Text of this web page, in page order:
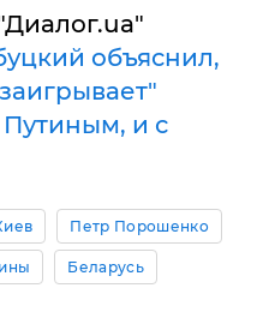
объяснил,
и с
Петр Порошенко
Беларусь